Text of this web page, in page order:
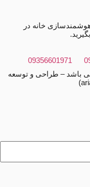
خانه در
09356601971
باشد – طراحی و توسعه